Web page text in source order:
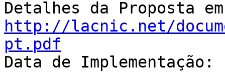
http://lacnic.net/
pt.pdf
Data de Implementação: